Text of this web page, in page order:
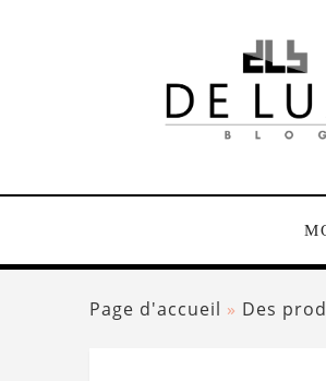
Page d'accueil » Des